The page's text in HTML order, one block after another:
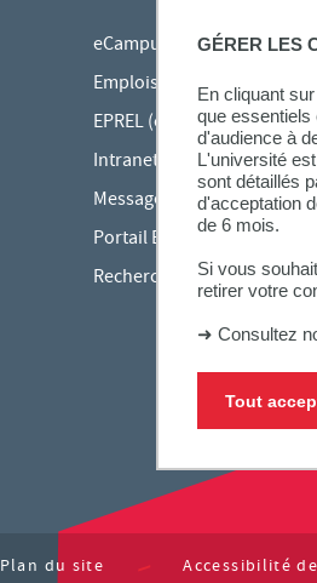
GÉRER LES
En cliquant
que essentiels
d'audience à
L'université
sont détaillés
d'acceptation
de 6 mois.
Si vous
retirer votre
➜ Consultez
Tout
eCampus
Emplois du temps en ligne
EPREL (cours en ligne)
Intranet des personnels
Messagerie étudiante
Portail Bu Athéna
Rechercher une formation
Plan du site Accessibilité